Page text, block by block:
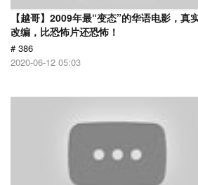
【越哥】2009年最“变态”的华语电影，真
改编，比恐怖片还恐怖！
# 386
2020-06-12 05:03